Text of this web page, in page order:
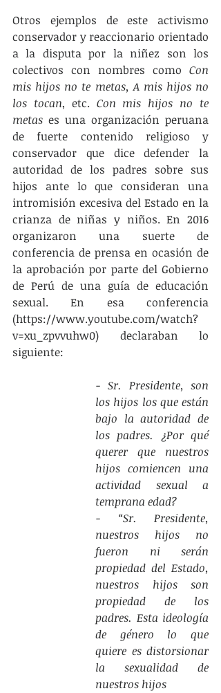
Otros ejemplos de este activismo
conservador y reaccionario orientado
a la disputa por la niñez son los
colectivos con nombres como Con
mis hijos no te metas, A mis hijos no
los tocan, etc. Con mis hijos no te
metas es una organización peruana
de fuerte contenido religioso y
conservador que dice defender la
autoridad de los padres sobre sus
hijos ante lo que consideran una
intromisión excesiva del Estado en la
crianza de niñas y niños. En 2016
organizaron una suerte de
conferencia de prensa en ocasión de
la aprobación por parte del Gobierno
de Perú de una guía de educación
sexual. En esa conferencia
(https://www.youtube.com/watch?
v=xu_zpvvuhw0) declaraban lo
siguiente:
- Sr. Presidente, son
los hijos los que están
bajo la autoridad de
los padres. ¿Por qué
querer que nuestros
hijos comiencen una
actividad sexual a
temprana edad?
- “Sr. Presidente,
nuestros hijos no
fueron ni serán
propiedad del Estado,
nuestros hijos son
propiedad de los
padres. Esta ideología
de género lo que
quiere es distorsionar
la sexualidad de
nuestros hijos